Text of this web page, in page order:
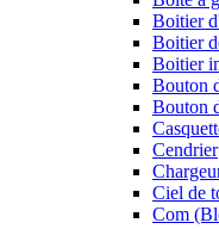
Boitier
Boitier
Boitier
Bouton
Bouton
Cendrier
Ciel de
Com